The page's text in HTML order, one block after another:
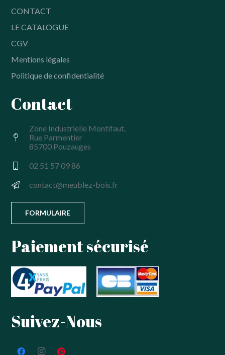
CONTACT
LE CATALOGUE
CGV
Mentions légales
Politique de confidentialité
Contact
Zone Industrielle Montifaut,
Rue Parmentier
85700 Pouzauges
02 51 57 09 86
contact@meublez-bois.fr
FORMULAIRE
Paiement sécurisé
Suivez-Nous